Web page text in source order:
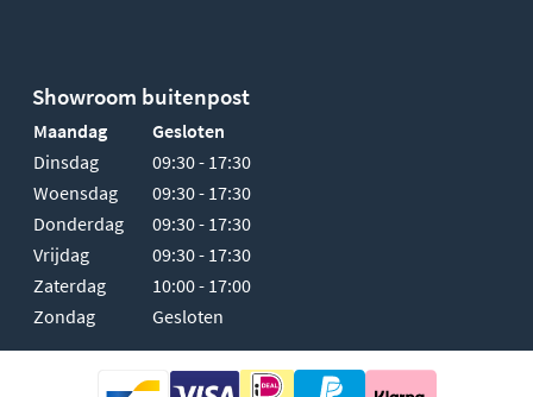
Showroom buitenpost
Maandag
Gesloten
Dinsdag
09:30 - 17:30
Woensdag
09:30 - 17:30
Donderdag
09:30 - 17:30
Vrijdag
09:30 - 17:30
Zaterdag
10:00 - 17:00
Zondag
Gesloten